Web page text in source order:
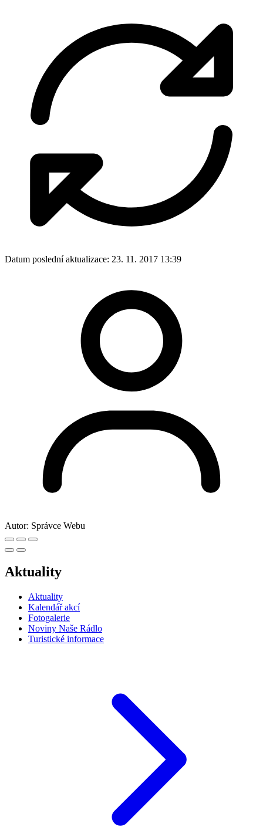
Datum poslední aktualizace: 23. 11. 2017 13:39
Autor: Správce Webu
Aktuality
Aktuality
Kalendář akcí
Fotogalerie
Noviny Naše Rádlo
Turistické informace